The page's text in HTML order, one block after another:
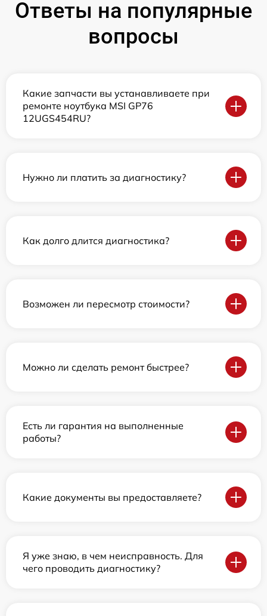
Ответы на популярные
вопросы
Какие запчасти вы устанавливаете при
ремонте ноутбука MSI GP76
12UGS454RU?
Нужно ли платить за диагностику?
Как долго длится диагностика?
Возможен ли пересмотр стоимости?
Можно ли сделать ремонт быстрее?
Есть ли гарантия на выполненные
работы?
Какие документы вы предоставляете?
Я уже знаю, в чем неисправность. Для
чего проводить диагностику?